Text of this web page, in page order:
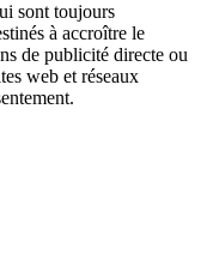
sont toujours
à accroître le
de publicité directe ou
web et réseaux